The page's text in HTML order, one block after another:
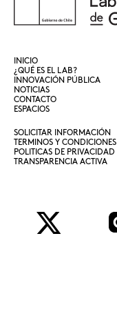
INICIO
¿QUÉ ES EL LAB?
INNOVACIÓN PÚBLICA
NOTICIAS
CONTACTO
ESPACIOS
SOLICITAR INFORMACIÓN
TERMINOS Y CONDICIONES
POLITICAS DE PRIVACIDAD
TRANSPARENCIA ACTIVA